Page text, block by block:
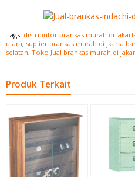
Tags: distributor brankas murah di
utara, suplier brankas murah di jkarta
selatan, Toko Jual brankas murah di
Produk Terkait